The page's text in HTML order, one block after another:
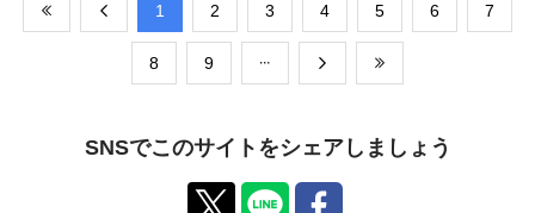
​1 ​2 ​3 ​4 ​5 ​6 ​7
​8 ​9
SNSでこのサイトをシェアしましょう